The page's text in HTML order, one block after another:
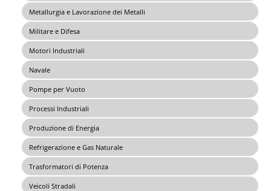
Metallurgia e Lavorazione dei Metalli
Militare e Difesa
Motori Industriali
Navale
Pompe per Vuoto
Processi Industriali
Produzione di Energia
Refrigerazione e Gas Naturale
Trasformatori di Potenza
Veicoli Stradali